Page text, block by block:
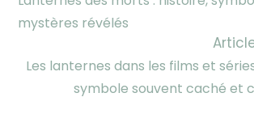
articles
mystères révélés
Les lanternes dans les films et
symbole souvent caché et